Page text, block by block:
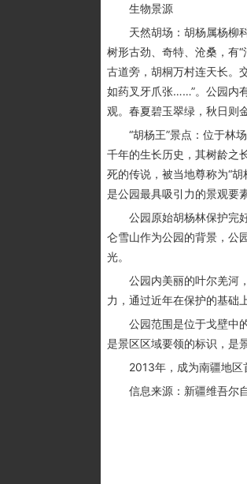
生物景源
天然胡场：胡杨属杨柳科
树形古劲、奇特、沧桑，有
古道旁，胡桐万村连天长。
如药叉牙爪张……”。公园内
观。春夏碧玉翠绿，秋日则
“胡杨王”景点：位于林场
千年的生长历史，其树龄之
死的传说，被当地尊称为“
是公园最具吸引力的景观要
公园原始胡杨林保护完好
仑雪山作为公园的背景，公
光。
公园内美丽的叶尔羌河，
力，通过近年在保护的基础
公园范围是位于戈壁中的
是景区区域要领的标识，是
2013年，成为南疆地区
信息来源：新疆维吾尔